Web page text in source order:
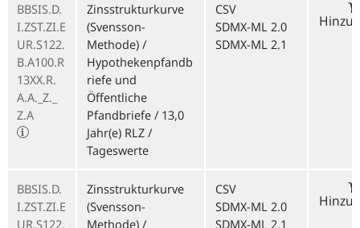
BBSIS.D.
I.ZST.ZI.E
UR.S122.
B.A100.R
13XX.R.
A.A._Z._
Z.A
Zinsstrukturkurve
(Svensson-
Methode) /
Hypothekenpfandb
riefe und
Öffentliche
Pfandbriefe / 13,0
Jahr(e) RLZ /
Tageswerte
CSV
SDMX-ML 2.0
SDMX-ML 2.1
BBSIS.D.
I.ZST.ZI.E
UR.S122.
Zinsstrukturkurve
(Svensson-
Methode) /
CSV
SDMX-ML 2.0
SDMX-ML 2.1